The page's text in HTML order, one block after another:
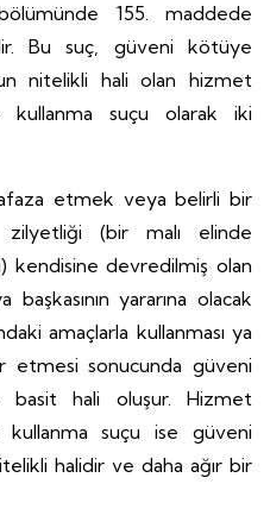
bölümünde 155. maddede
Bu suç, güveni kötüye
nitelikli hali olan hizmet
suçu olarak iki
etmek veya belirli bir
(bir malı elinde
kendisine devredilmiş olan
yararına olacak
amaçlarla kullanması ya
etmesi sonucunda güveni
basit hali oluşur. Hizmet
suçu ise güveni
halidir ve daha ağır bir